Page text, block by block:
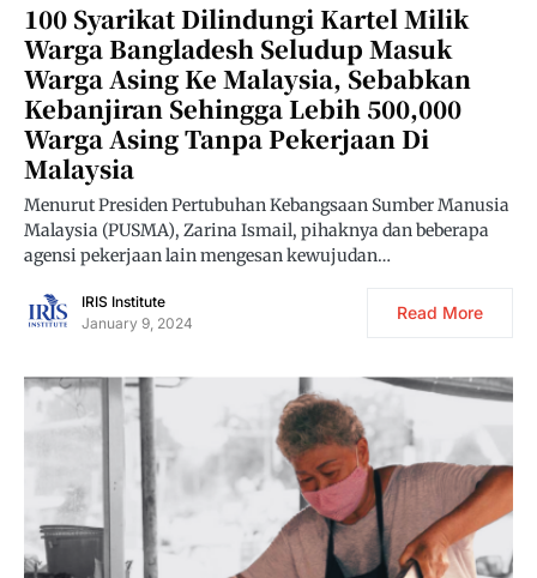
100 Syarikat Dilindungi Kartel Milik
Warga Bangladesh Seludup Masuk
Warga Asing Ke Malaysia, Sebabkan
Kebanjiran Sehingga Lebih 500,000
Warga Asing Tanpa Pekerjaan Di
Malaysia
Menurut Presiden Pertubuhan Kebangsaan Sumber Manusia
Malaysia (PUSMA), Zarina Ismail, pihaknya dan beberapa
agensi pekerjaan lain mengesan kewujudan…
IRIS Institute
January 9, 2024
Read More